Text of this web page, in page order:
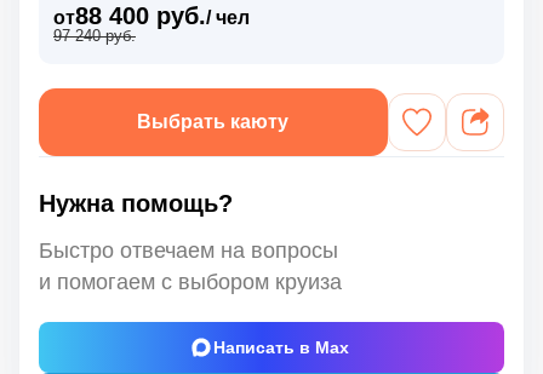
от88 400 руб./ чел
97 240 руб.
Выбрать каюту
Нужна помощь?
Быстро отвечаем на вопросы
и помогаем с выбором круиза
Написать в Max